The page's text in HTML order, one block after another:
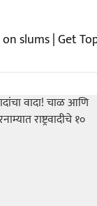
slums | Get